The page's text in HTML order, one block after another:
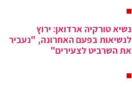
נשיא טורקיה ארדואן: ירוץ
לנשיאות בפעם האחרונה, "נעביר
את השרביט לצעירים"